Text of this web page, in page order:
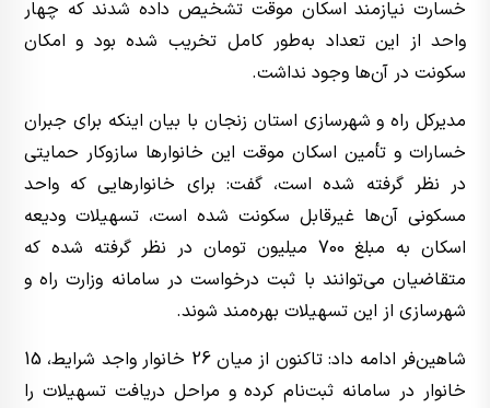
خسارت نیازمند اسکان موقت تشخیص داده شدند که چهار
واحد از این تعداد به‌طور کامل تخریب شده بود و امکان
سکونت در آن‌ها وجود نداشت.
مدیرکل راه و شهرسازی استان زنجان با بیان اینکه برای جبران
خسارات و تأمین اسکان موقت این خانوارها سازوکار حمایتی
در نظر گرفته شده است، گفت: برای خانوارهایی که واحد
مسکونی آن‌ها غیرقابل سکونت شده است، تسهیلات ودیعه
اسکان به مبلغ 700 میلیون تومان در نظر گرفته شده که
متقاضیان می‌توانند با ثبت درخواست در سامانه وزارت راه و
شهرسازی از این تسهیلات بهره‌مند شوند.
شاهین‌فر ادامه داد: تاکنون از میان 26 خانوار واجد شرایط، 15
خانوار در سامانه ثبت‌نام کرده و مراحل دریافت تسهیلات را